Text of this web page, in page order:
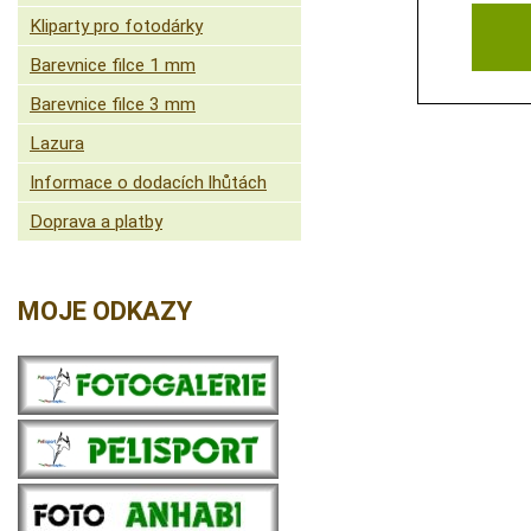
Kliparty pro fotodárky
Barevnice filce 1 mm
Barevnice filce 3 mm
Lazura
Informace o dodacích lhůtách
Doprava a platby
MOJE ODKAZY